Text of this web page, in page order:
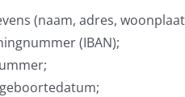
(naam, adres,
(IBAN);